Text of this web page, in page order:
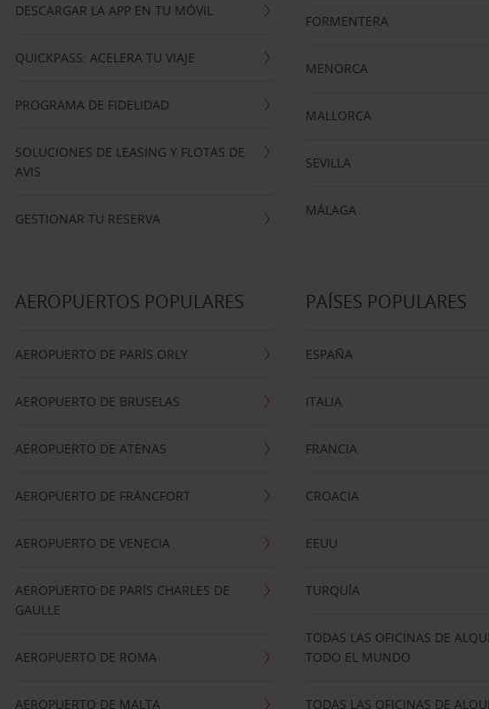
DESCARGAR LA APP EN TU MÓVIL
QUICKPASS: ACELERA TU VIAJE
PROGRAMA DE FIDELIDAD
SOLUCIONES DE LEASING Y FLOTAS DE
AVIS
GESTIONAR TU RESERVA
FORMENTERA
MENORCA
MALLORCA
SEVILLA
MÁLAGA
AEROPUERTOS POPULARES
AEROPUERTO DE PARÍS ORLY
AEROPUERTO DE BRUSELAS
AEROPUERTO DE ATENAS
AEROPUERTO DE FRÁNCFORT
AEROPUERTO DE VENECIA
AEROPUERTO DE PARÍS CHARLES DE
GAULLE
AEROPUERTO DE ROMA
AEROPUERTO DE MALTA
PAÍSES POPULARES
ESPAÑA
ITALIA
FRANCIA
CROACIA
EEUU
TURQUÍA
TODAS LAS OFICINAS DE
TODO EL MUNDO
TODAS LAS OFICINAS DE